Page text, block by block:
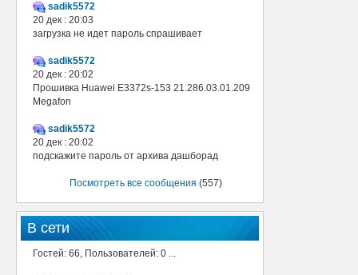
sadik5572
20 дек : 20:03
загрузка не идет пароль спрашивает
sadik5572
20 дек : 20:02
Прошивка Huawei E3372s-153 21.286.03.01.209
Megafon
sadik5572
20 дек : 20:02
подскажите пароль от архива дашборад
Посмотреть все сообщения (557)
В сети
Гостей: 66, Пользователей: 0 ...